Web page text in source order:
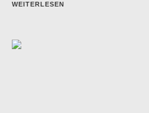
WEITERLESEN